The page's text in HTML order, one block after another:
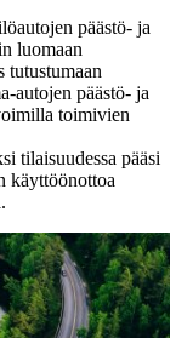
päästö- ja
luomaan
tutustumaan
autojen päästö- ja
toimivien
tilaisuudessa pääsi
käyttöönottoa